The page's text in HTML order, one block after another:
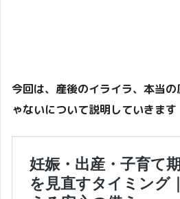
今回は、産後のイライラ、本当
ゃないについて説明していきます